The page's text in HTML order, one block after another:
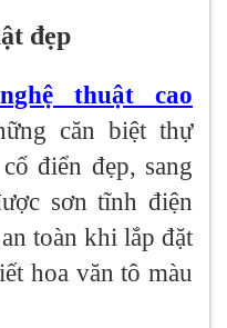
đẹp
thuật cao
căn biệt thự
điển đẹp, sang
sơn tĩnh điện
toàn khi lắp đặt
hoa văn tô màu